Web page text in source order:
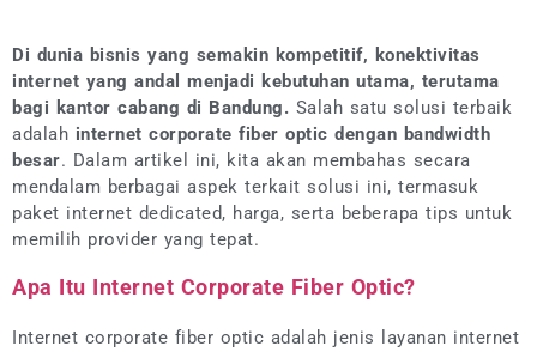
Di dunia bisnis yang semakin kompetitif, konektivitas
internet yang andal menjadi kebutuhan utama, terutama
bagi kantor cabang di Bandung. Salah satu solusi terbaik
adalah internet corporate fiber optic dengan bandwidth
besar. Dalam artikel ini, kita akan membahas secara
mendalam berbagai aspek terkait solusi ini, termasuk
paket internet dedicated, harga, serta beberapa tips untuk
memilih provider yang tepat.
Apa Itu Internet Corporate Fiber Optic?
Internet corporate fiber optic adalah jenis layanan internet